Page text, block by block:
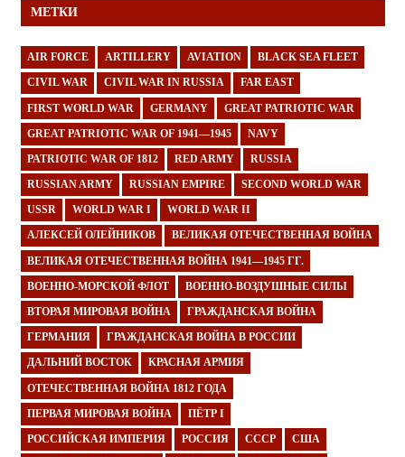
МЕТКИ
AIR FORCE ARTILLERY AVIATION BLACK SEA FLEET
CIVIL WAR CIVIL WAR IN RUSSIA FAR EAST
FIRST WORLD WAR GERMANY GREAT PATRIOTIC WAR
GREAT PATRIOTIC WAR OF 1941—1945 NAVY
PATRIOTIC WAR OF 1812 RED ARMY RUSSIA
RUSSIAN ARMY RUSSIAN EMPIRE SECOND WORLD WAR
USSR WORLD WAR I WORLD WAR II
АЛЕКСЕЙ ОЛЕЙНИКОВ ВЕЛИКАЯ ОТЕЧЕСТВЕННАЯ ВОЙНА
ВЕЛИКАЯ ОТЕЧЕСТВЕННАЯ ВОЙНА 1941—1945 ГГ.
ВОЕННО-МОРСКОЙ ФЛОТ ВОЕННО-ВОЗДУШНЫЕ СИЛЫ
ВТОРАЯ МИРОВАЯ ВОЙНА ГРАЖДАНСКАЯ ВОЙНА
ГЕРМАНИЯ ГРАЖДАНСКАЯ ВОЙНА В РОССИИ
ДАЛЬНИЙ ВОСТОК КРАСНАЯ АРМИЯ
ОТЕЧЕСТВЕННАЯ ВОЙНА 1812 ГОДА
ПЕРВАЯ МИРОВАЯ ВОЙНА ПЁТР I
РОССИЙСКАЯ ИМПЕРИЯ РОССИЯ СССР США